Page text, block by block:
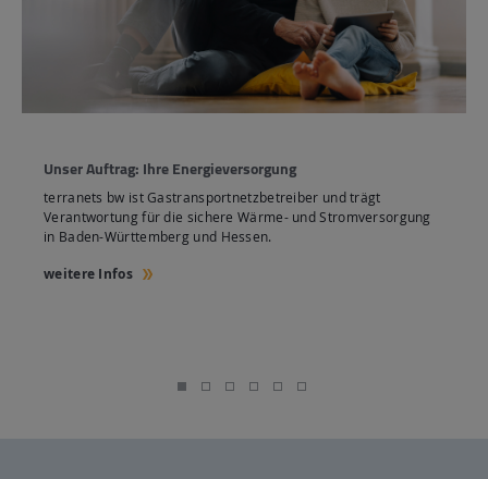
Unser Auftrag: Ihre Energieversorgung
terranets bw ist Gastransportnetzbetreiber und trägt
Verantwortung für die sichere Wärme- und Stromversorgung
in Baden-Württemberg und Hessen.
weitere Infos